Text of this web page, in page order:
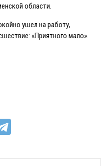
области.
ушел на работу,
«Приятного мало».